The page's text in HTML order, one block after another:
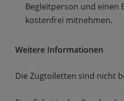
Begleitperson und einen
kostenfrei mitnehmen.
Weitere Informationen
Die Zugtoiletten sind nicht